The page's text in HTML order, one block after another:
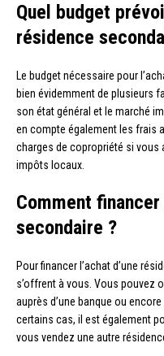
Quel budget
résidence
Le budget nécessaire pour
bien évidemment de plusieurs
son état général et le marché
en compte également les frais
charges de copropriété si vous
impôts locaux.
Comment financer
secondaire ?
Pour financer l’achat d’une
s’offrent à vous. Vous pouvez
auprès d’une banque ou
certains cas, il est également
vous vendez une autre